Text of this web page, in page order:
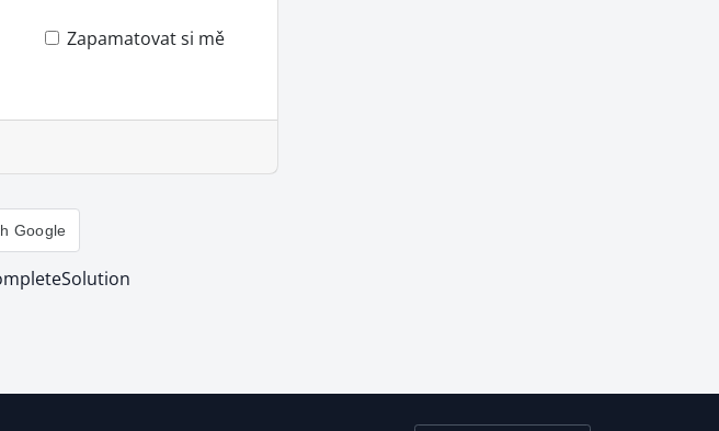
Zapamatovat si mě
Google